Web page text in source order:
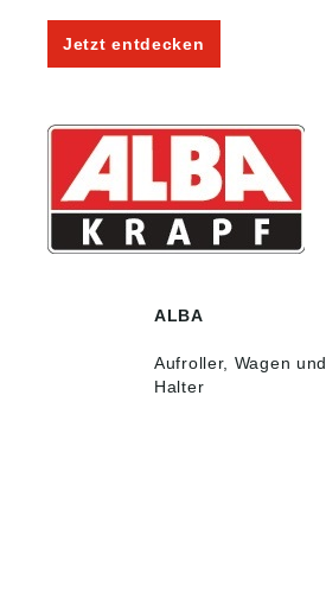
Jetzt entdecken
ALBA
Aufroller, Wagen und
Halter